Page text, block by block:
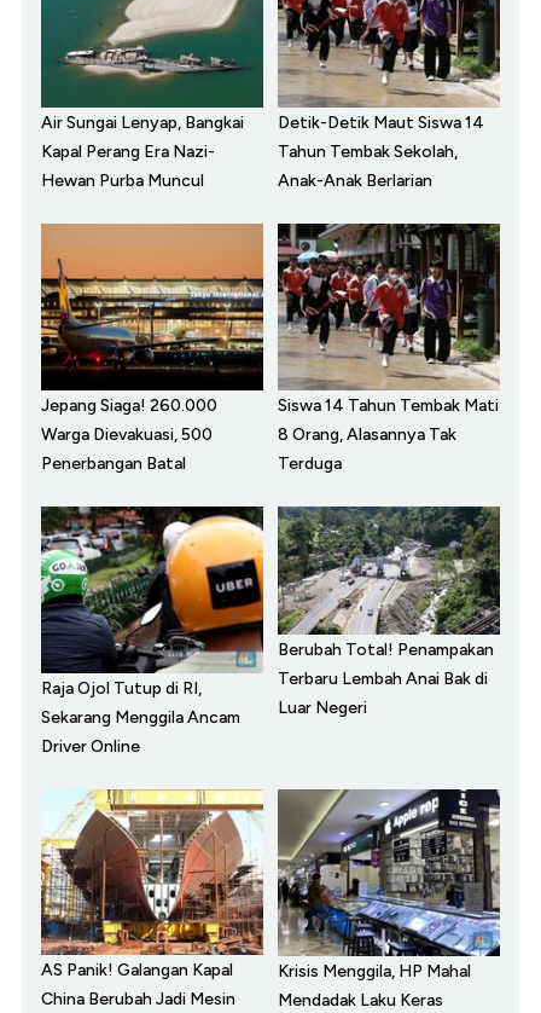
Air Sungai Lenyap, Bangkai
Kapal Perang Era Nazi-
Hewan Purba Muncul
Detik-Detik Maut Siswa 14
Tahun Tembak Sekolah,
Anak-Anak Berlarian
Jepang Siaga! 260.000
Warga Dievakuasi, 500
Penerbangan Batal
Siswa 14 Tahun Tembak Mati
8 Orang, Alasannya Tak
Terduga
Raja Ojol Tutup di RI,
Sekarang Menggila Ancam
Driver Online
Berubah Total! Penampakan
Terbaru Lembah Anai Bak di
Luar Negeri
AS Panik! Galangan Kapal
China Berubah Jadi Mesin
Krisis Menggila, HP Mahal
Mendadak Laku Keras